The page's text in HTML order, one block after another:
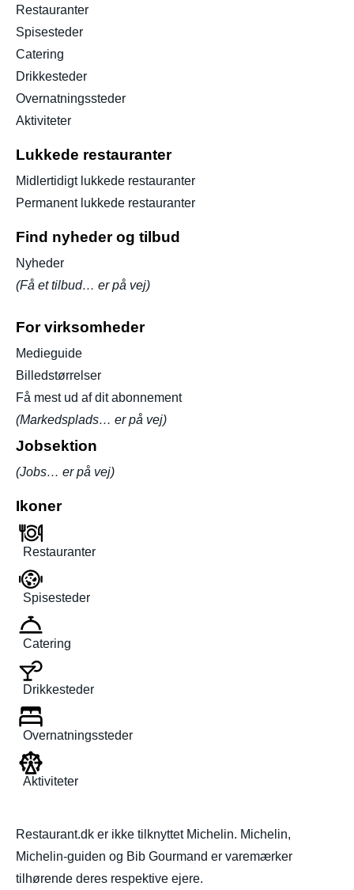
Restauranter
Spisesteder
Catering
Drikkesteder
Overnatningssteder
Aktiviteter
Lukkede restauranter
Midlertidigt lukkede restauranter
Permanent lukkede restauranter
Find nyheder og tilbud
Nyheder
(Få et tilbud… er på vej)
For virksomheder
Medieguide
Billedstørrelser
Få mest ud af dit abonnement
(Markedsplads… er på vej)
Jobsektion
(Jobs… er på vej)
Ikoner
Restauranter
Spisesteder
Catering
Drikkesteder
Overnatningssteder
Aktiviteter
Restaurant.dk er ikke tilknyttet Michelin. Michelin,
Michelin-guiden og Bib Gourmand er varemærker
tilhørende deres respektive ejere.